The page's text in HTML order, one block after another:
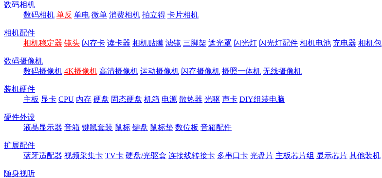
数码相机
数码相机 单反 单电 微单 消费相机 拍立得 卡片相机
相机配件
相机稳定器 镜头 闪存卡 读卡器 相机贴膜 滤镜 三脚架 遮光罩 闪光灯 闪光灯配件 相机电池 充电器 相机包
数码摄像机
数码摄像机 4K摄像机 高清摄像机 运动摄像机 闪存摄像机 摄照一体机 无线摄像机
装机硬件
主板 显卡 CPU 内存 硬盘 固态硬盘 机箱 电源 散热器 光驱 声卡 DIY组装电脑
硬件外设
液晶显示器 音箱 键鼠套装 鼠标 键盘 鼠标垫 数位板 音箱配件
扩展配件
蓝牙适配器 视频采集卡 TV卡 硬盘/光驱盒 连接线转接卡 多串口卡 光盘片 主板芯片组 显示芯片 其他装机
随身视听